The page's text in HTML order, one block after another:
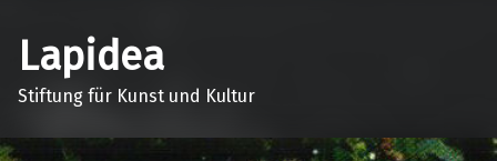
Lapidea
Stiftung für Kunst und Kultur